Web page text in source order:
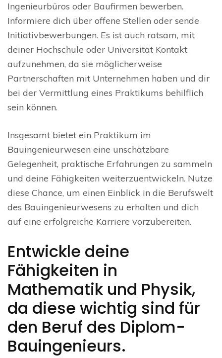
Ingenieurbüros oder Baufirmen bewerben.
Informiere dich über offene Stellen oder sende
Initiativbewerbungen. Es ist auch ratsam, mit
deiner Hochschule oder Universität Kontakt
aufzunehmen, da sie möglicherweise
Partnerschaften mit Unternehmen haben und dir
bei der Vermittlung eines Praktikums behilflich
sein können.
Insgesamt bietet ein Praktikum im
Bauingenieurwesen eine unschätzbare
Gelegenheit, praktische Erfahrungen zu sammeln
und deine Fähigkeiten weiterzuentwickeln. Nutze
diese Chance, um einen Einblick in die Berufswelt
des Bauingenieurwesens zu erhalten und dich
auf eine erfolgreiche Karriere vorzubereiten.
Entwickle deine
Fähigkeiten in
Mathematik und Physik,
da diese wichtig sind für
den Beruf des Diplom-
Bauingenieurs.